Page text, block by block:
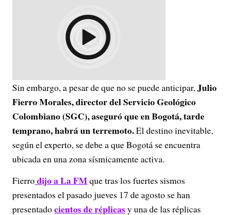
Sin embargo, a pesar de que no se puede anticipar,Julio
Fierro Morales, director del Servicio Geológico
Colombiano (SGC), aseguró que en Bogotá, tarde
temprano, habrá un terremoto.El destino inevitable,
según el experto, se debe a que Bogotá se encuentra
ubicada en una zona sísmicamente activa.
Fierrodijo a La FMque tras los fuertes sismos
presentados el pasado jueves 17 de agosto se han
presentadocientos de réplicasy una de las réplicas